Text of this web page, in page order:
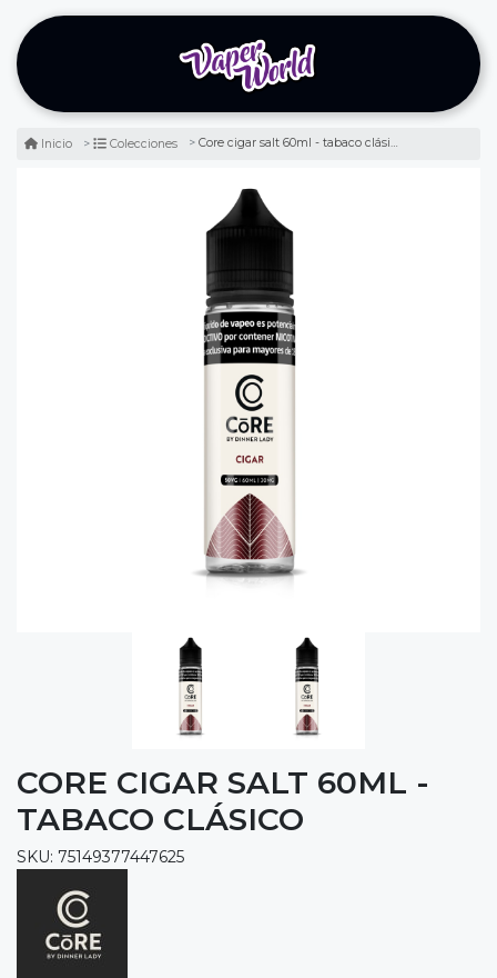
Inicio Colecciones Core cigar salt 60ml - tabaco clásico
CORE CIGAR SALT 60ML -
TABACO CLÁSICO
SKU: 75149377447625